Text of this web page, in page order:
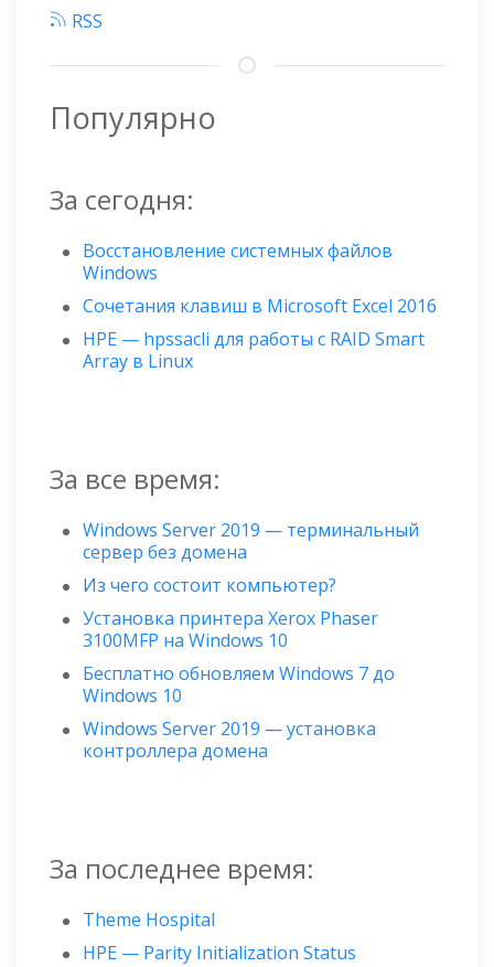
RSS
Популярно
За сегодня:
Восстановление системных файлов
Windows
Сочетания клавиш в Microsoft Excel 2016
HPE — hpssacli для работы с RAID Smart
Array в Linux
За все время:
Windows Server 2019 — терминальный
сервер без домена
Из чего состоит компьютер?
Установка принтера Xerox Phaser
3100MFP на Windows 10
Бесплатно обновляем Windows 7 до
Windows 10
Windows Server 2019 — установка
контроллера домена
За последнее время:
Theme Hospital
HPE — Parity Initialization Status